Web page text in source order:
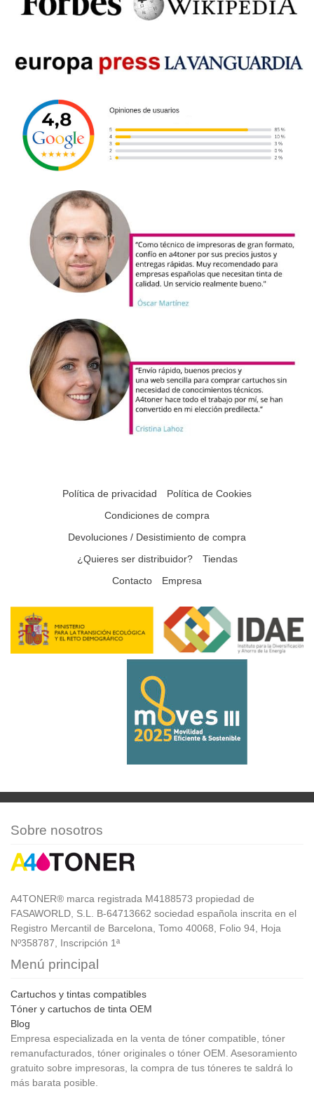
Política de privacidad
Política de Cookies
Condiciones de compra
Devoluciones / Desistimiento de compra
¿Quieres ser distribuidor?
Tiendas
Contacto
Empresa
Sobre nosotros
A4TONER® marca registrada M4188573 propiedad de
FASAWORLD, S.L. B-64713662 sociedad española inscrita en el
Registro Mercantil de Barcelona, Tomo 40068, Folio 94, Hoja
Nº358787, Inscripción 1ª
Menú principal
Cartuchos y tintas compatibles
Tóner y cartuchos de tinta OEM
Blog
Empresa especializada en la venta de tóner compatible, tóner
remanufacturados, tóner originales o tóner OEM. Asesoramiento
gratuito sobre impresoras, la compra de tus tóneres te saldrá lo
más barata posible.